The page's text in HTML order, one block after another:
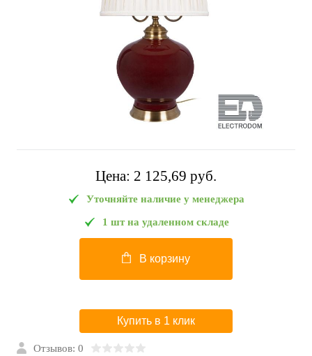
Цена: 2 125,69 pуб.
Уточняйте наличие у менеджера
1 шт на удаленном складе
В корзину
Купить в 1 клик
Отзывов: 0